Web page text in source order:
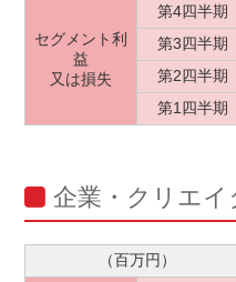
セグメント利
益
又は損失
第4四半期
第3四半期
第2四半期
第1四半期
企業・クリエイ
（百万円）